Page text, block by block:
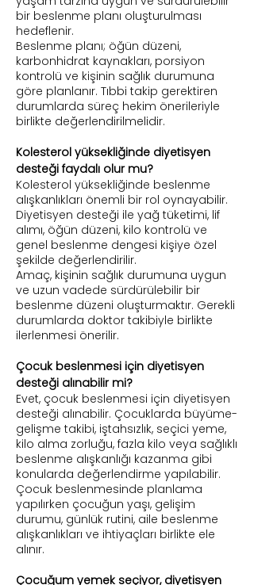
bir beslenme planı oluşturulması
hedeflenir.
Beslenme planı; öğün düzeni,
karbonhidrat kaynakları, porsiyon
kontrolü ve kişinin sağlık durumuna
göre planlanır. Tıbbi takip gerektiren
durumlarda süreç hekim önerileriyle
birlikte değerlendirilmelidir.
Kolesterol yüksekliğinde diyetisyen
desteği faydalı olur mu?
Kolesterol yüksekliğinde beslenme
alışkanlıkları önemli bir rol oynayabilir.
Diyetisyen desteği ile yağ tüketimi, lif
alımı, öğün düzeni, kilo kontrolü ve
genel beslenme dengesi kişiye özel
şekilde değerlendirilir.
Amaç, kişinin sağlık durumuna uygun
ve uzun vadede sürdürülebilir bir
beslenme düzeni oluşturmaktır. Gerekli
durumlarda doktor takibiyle birlikte
ilerlenmesi önerilir.
Çocuk beslenmesi için diyetisyen
desteği alınabilir mi?
Evet, çocuk beslenmesi için diyetisyen
desteği alınabilir. Çocuklarda büyüme-
gelişme takibi, iştahsızlık, seçici yeme,
kilo alma zorluğu, fazla kilo veya sağlıklı
beslenme alışkanlığı kazanma gibi
konularda değerlendirme yapılabilir.
Çocuk beslenmesinde planlama
yapılırken çocuğun yaşı, gelişim
durumu, günlük rutini, aile beslenme
alışkanlıkları ve ihtiyaçları birlikte ele
alınır.
Çocuğum yemek seçiyor, diyetisyen